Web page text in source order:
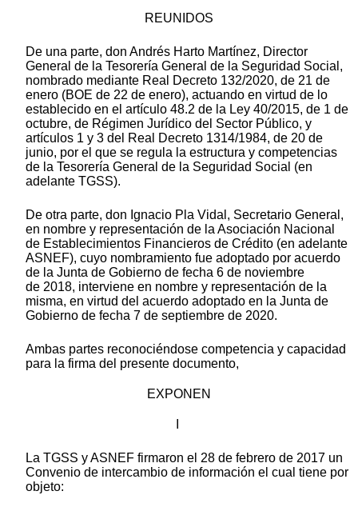
REUNIDOS
De una parte, don Andrés Harto Martínez, Director
General de la Tesorería General de la Seguridad Social,
nombrado mediante Real Decreto 132/2020, de 21 de
enero (BOE de 22 de enero), actuando en virtud de lo
establecido en el artículo 48.2 de la Ley 40/2015, de 1 de
octubre, de Régimen Jurídico del Sector Público, y
artículos 1 y 3 del Real Decreto 1314/1984, de 20 de
junio, por el que se regula la estructura y competencias
de la Tesorería General de la Seguridad Social (en
adelante TGSS).
De otra parte, don Ignacio Pla Vidal, Secretario General,
en nombre y representación de la Asociación Nacional
de Establecimientos Financieros de Crédito (en adelante
ASNEF), cuyo nombramiento fue adoptado por acuerdo
de la Junta de Gobierno de fecha 6 de noviembre
de 2018, interviene en nombre y representación de la
misma, en virtud del acuerdo adoptado en la Junta de
Gobierno de fecha 7 de septiembre de 2020.
Ambas partes reconociéndose competencia y capacidad
para la firma del presente documento,
EXPONEN
La TGSS y ASNEF firmaron el 28 de febrero de 2017 un
Convenio de intercambio de información el cual tiene por
objeto: